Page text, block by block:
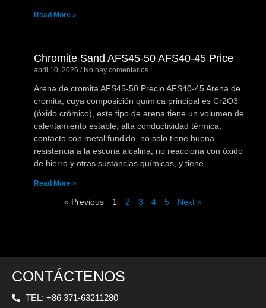
Read More »
Chromite Sand AFS45-50 AFS40-45 Price
abril 10, 2026 No hay comentarios
Arena de cromita AFS45-50 Precio AFS40-45 Arena de
cromita, cuya composición química principal es Cr2O3
(óxido crómico), este tipo de arena tiene un volumen de
calentamiento estable, alta conductividad térmica,
contacto con metal fundido, no solo tiene buena
resistencia a la escoria alcalina, no reacciona con óxido
de hierro y otras sustancias químicas, y tiene
Read More »
« Previous 1 2 3 4 5 Next »
CONTÁCTENOS
TEL: +86 371-63211280